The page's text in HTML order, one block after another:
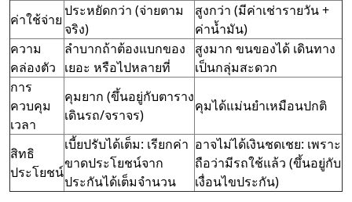
ค่าใช้จ่าย
ประหยัดกว่า (จ่ายตาม
จริง)
สูงกว่า (มีค่าเช่ารายวัน +
ค่าน้ำมัน)
ความ
คล่องตัว
ลำบากถ้าต้องแบกของ
เยอะ หรือไปหลายที่
สูงมาก ขนของได้ เดินทาง
เป็นกลุ่มสะดวก
การ
ควบคุม
เวลา
คุมยาก (ขึ้นอยู่กับตาราง
เดินรถ/จราจร)
คุมได้แม่นยำเหมือนปกติ
สิทธิ
ประโยชน์
เบี้ยปรับได้เต็ม: เรียกค่า
ขาดประโยชน์จาก
ประกันได้เต็มจำนวน
อาจไม่ได้เงินชดเชย: เพราะ
ถือว่ามีรถใช้แล้ว (ขึ้นอยู่กับ
เงื่อนไขประกัน)